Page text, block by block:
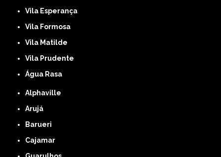
Vila Esperança
Vila Formosa
Vila Matilde
Vila Prudente
Água Rasa
Alphaville
Arujá
Barueri
Cajamar